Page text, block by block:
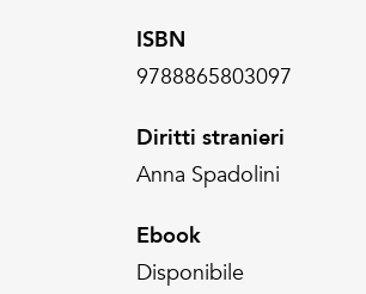
ISBN
9788865803097
Diritti stranieri
Anna Spadolini
Ebook
Disponibile